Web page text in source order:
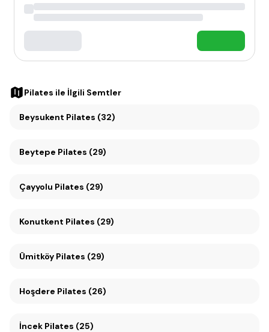
Pilates ile İlgili Semtler
Beysukent Pilates (32)
Beytepe Pilates (29)
Çayyolu Pilates (29)
Konutkent Pilates (29)
Ümitköy Pilates (29)
Hoşdere Pilates (26)
İncek Pilates (25)